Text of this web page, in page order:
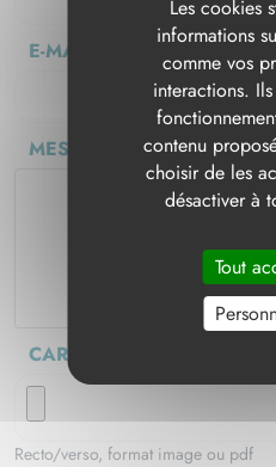
E-MAIL
MESSAGE
CARTE D'IDENTITÉ
Recto/verso, format image ou pdf
Les cookies
informations
comme vos
interactions.
contenu
choisir de les
désactiver à
Tout